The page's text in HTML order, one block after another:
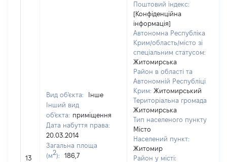
13
Вид об'єкта:
Інше
Інший вид
об'єкта: приміщення
Дата набуття права:
20.03.2014
Загальна площа
(м2):
186,7
Поштовий індекс:
[Конфіденційна
інформація]
Автономна Республіка
Крим/область/місто зі
спеціальним статусом:
Житомирська
Район в області та
Автономній Республіці
Крим: Житомирський
Територіальна громада:
Житомирська
Тип населеного пункту:
Місто
Населений пункт:
Житомир
Район у місті: